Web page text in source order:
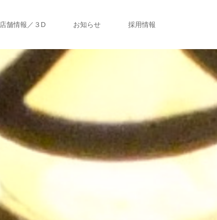
店舗情報／３D お知らせ 採用情報